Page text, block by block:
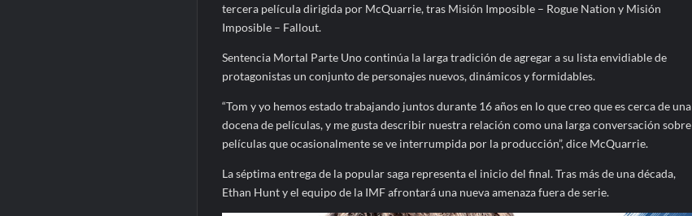
tercera película dirigida por McQuarrie, tras Misión Imposible – Rogue Nation y Misión
Imposible – Fallout.
Sentencia Mortal Parte Uno continúa la larga tradición de agregar a su lista envidiable de
protagonistas un conjunto de personajes nuevos, dinámicos y formidables.
“Tom y yo hemos estado trabajando juntos durante 16 años en lo que creo que es cerca de una
docena de películas, y me gusta describir nuestra relación como una larga conversación sobre
películas que ocasionalmente se ve interrumpida por la producción”, dice McQuarrie.
La séptima entrega de la popular saga representa el inicio del final. Tras más de una década,
Ethan Hunt y el equipo de la IMF afrontará una nueva amenaza fuera de serie.